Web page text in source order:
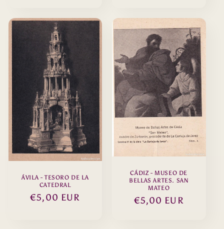
ÁVILA - TESORO DE LA
CATEDRAL
Precio
€5,00 EUR
CÁDIZ - MUSEO DE
BELLAS ARTES. SAN
MATEO
Precio
€5,00 EUR